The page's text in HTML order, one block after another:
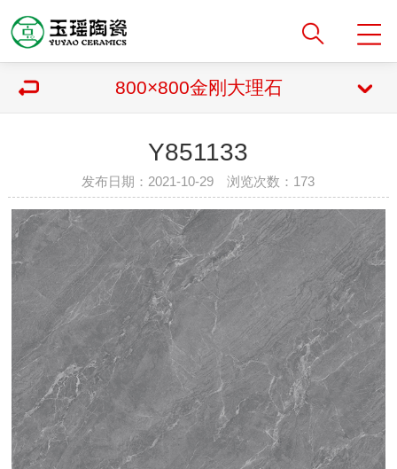
800×800金刚大理石
Y851133
发布日期：2021-10-29 浏览次数： 173